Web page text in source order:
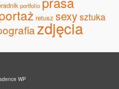
portfolio
retusz sexy sztuka
zdjęcia
WP